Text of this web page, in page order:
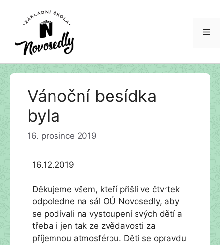
Přeskočit
Vánoční besídka
byla
16. prosince 2019
16.12.2019
Děkujeme všem, kteří přišli ve čtvrtek
odpoledne na sál OÚ Novosedly, aby
se podívali na vystoupení svých dětí a
třeba i jen tak ze zvědavosti za
příjemnou atmosférou. Děti se opravdu